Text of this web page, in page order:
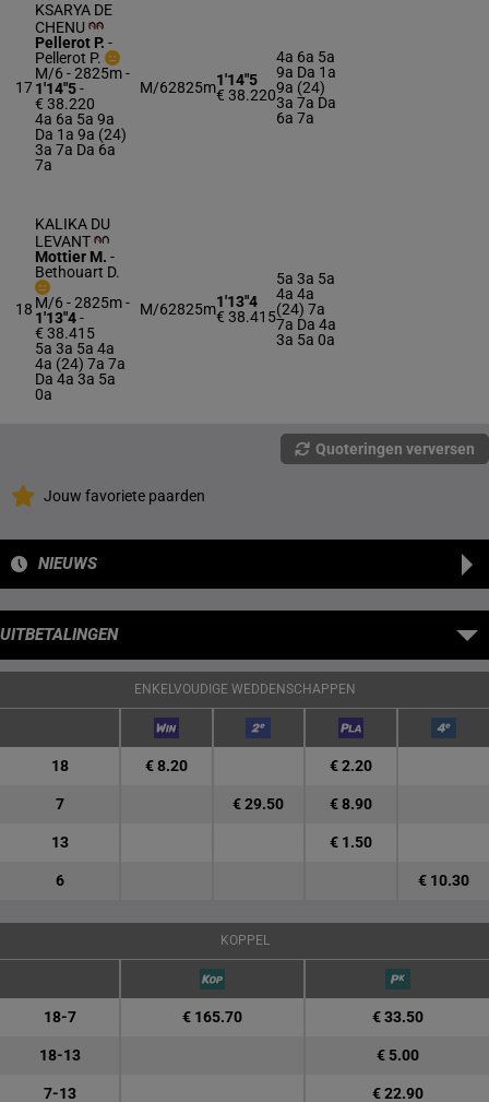
17
KSARYA DE
CHENU
Pellerot P. -
Pellerot P.
M/6 - 2825m-
1'14"5-
€ 38.220
4a 6a 5a 9a
Da 1a 9a (24)
3a 7a Da 6a
7a
M/62825m1'14"5
€ 38.220
4a 6a 5a
9a Da 1a
9a (24)
3a 7a Da
6a 7a
18
KALIKA DU
LEVANT
Mottier M. -
Bethouart D.
M/6 - 2825m-
1'13"4-
€ 38.415
5a 3a 5a 4a
4a (24) 7a 7a
Da 4a 3a 5a
0a
M/62825m1'13"4
€ 38.415
5a 3a 5a
4a 4a
(24) 7a
7a Da 4a
3a 5a 0a
Quoteringen verversen
Jouw favoriete paarden
NIEUWS
UITBETALINGEN
ENKELVOUDIGE WEDDENSCHAPPEN
18 € 8.20 € 2.20
7 € 29.50 € 8.90
13 € 1.50
6 € 10.30
KOPPEL
18-7 € 165.70 € 33.50
18-13 € 5.00
7-13 € 22.90